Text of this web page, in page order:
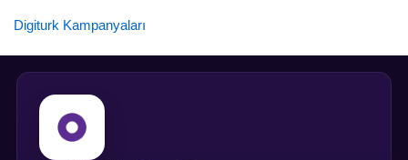
Digiturk Kampanyaları